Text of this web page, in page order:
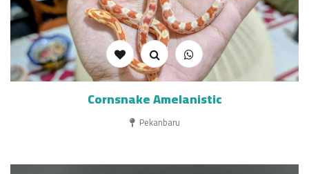
Cornsnake Amelanistic
Pekanbaru